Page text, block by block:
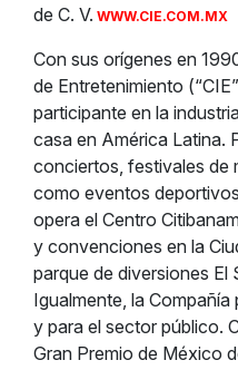
de C. V. WWW.CIE.COM.MX
Con sus orígenes en
de Entretenimiento
participante en la
casa en América Latina.
conciertos, festivales de
como eventos
opera el Centro
y convenciones en la
parque de diversiones El
Igualmente, la
y para el sector público.
Gran Premio de México